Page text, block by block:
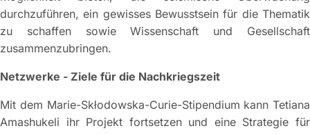
durchzuführen, ein gewisses Bewusstsein für die Thematik
zu schaffen sowie Wissenschaft und Gesellschaft
zusammenzubringen.
Netzwerke - Ziele für die Nachkriegszeit
Mit dem Marie-Skłodowska-Curie-Stipendium kann Tetiana
Amashukeli ihr Projekt fortsetzen und eine Strategie für